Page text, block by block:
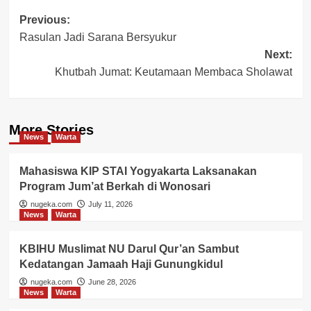
Post
navigation
Previous:
Rasulan Jadi Sarana Bersyukur
Next:
Khutbah Jumat: Keutamaan Membaca Sholawat
More Stories
News Warta
Mahasiswa KIP STAI Yogyakarta Laksanakan
Program Jum’at Berkah di Wonosari
nugeka.com
July 11, 2026
News
Warta
KBIHU Muslimat NU Darul Qur’an Sambut
Kedatangan Jamaah Haji Gunungkidul
nugeka.com
June 28, 2026
News
Warta